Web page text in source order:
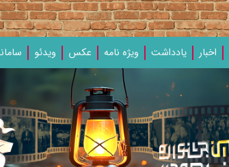
اخبار یادداشت‌ ویژه‌ نامه‌ عکس ویدئو